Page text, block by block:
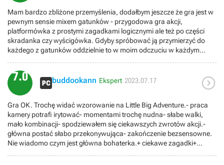
Mam bardzo zbliżone przemyślenia, dodałbym jeszcze że gra jest w
pewnym sensie mixem gatunków - przygodowa gra akcji,
platformówka z prostymi zagadkami logicznymi ale też po części
skradanka czy wyścigówka. Gdyby spróbować ją przymierzyć do
każdego z gatunków oddzielnie to w moim odczuciu w każdym
gatunków z nie do końca znanych mi powodów wypada bardzo
dobrze.I tak, jest to na swój sposób odświeżające wciągnąć się w
grę w której brakuje RPG-owego rozwoju postaci, ulepszania
ekwipunku i masywnego, otwartego świata.
7.0 buddookann Ekspert 2023.07.17 
Gra OK. Trochę widać wzorowanie na Little Big Adventure.- praca
kamery potrafi irytować- momentami trochę nudna- słabe walki,
mało kombinacji- spodziewałem się ciekawszych zwrotów akcji.-
główna postać słabo przekonywująca- zakończenie bezsensowne.
Nie wiadomo czym jest główna bohaterka.+ ciekawe zagadki+